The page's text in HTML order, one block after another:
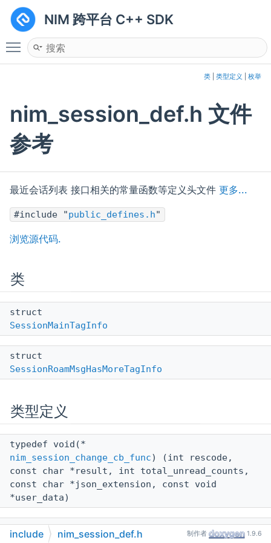
NIM 跨平台 C++ SDK
Toggle main menu visibility
类 类型定义 枚举
nim_session_def.h 文件
参考
最近会话列表 接口相关的常量函数等定义头文件 更多...
#include "public_defines.h"
浏览源代码.
类
struct
SessionMainTagInfo
struct
SessionRoamMsgHasMoreTagInfo
类型定义
typedef void(*
nim_session_change_cb_func) (int rescode,
const char *result, int total_unread_counts,
const char *json_extension, const void
*user_data)
typedef void(*
include nim_session_def.h 制作者 1.9.6